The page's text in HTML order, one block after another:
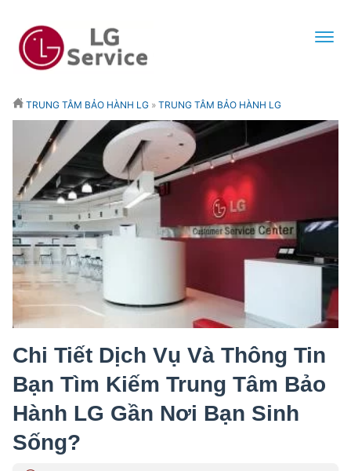
TRUNG TÂM BẢO HÀNH LG » TRUNG TÂM BẢO HÀNH LG
Chi Tiết Dịch Vụ Và Thông Tin
Bạn Tìm Kiếm Trung Tâm Bảo
Hành LG Gần Nơi Bạn Sinh
Sống?